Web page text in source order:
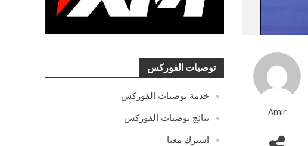
توصيات الفوركس
خدمة توصيات الفوركس
نتائج توصيات الفوركس
اشترك معنا
Amir